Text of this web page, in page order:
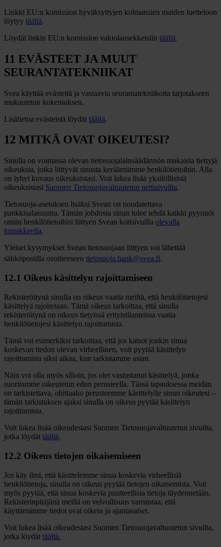
Linkki EU:n komission hyväksyttyjen kolmansien maiden luetteloon
löytyy täältä.
Löydät linkin EU:n komission vakiolausekkeisiin täältä.
11 EVÄSTEET JA MUUT
SEURANTATEKNIIKAT
Svea käyttää evästeitä ja vastaavia seurantatekniikoita tarjotakseen
mukautetun kokemuksen.
Lisätietoa evästeistä löydät täältä.
12 MITKÄ OVAT OIKEUTESI?
Sinulla on voimassa olevan tietosuojalainsäädännön mukaisia tiettyjä
oikeuksia, jotka liittyvät sinusta keräämiimme henkilötietoihin. Alla
on lyhyt kuvaus oikeuksistasi. Voit lukea lisää yksilöllisistä
oikeuksistasi Suomen Tietosuojavaltuutetun nettisivuilta.
Tietosuoja-asetuksen lisäksi Svean on noudatettava
pankkisalaisuutta. Tämän johdosta sinun tulee tehdä kaikki pyynnöt
omiin henkilötietoihisi liittyen Svean kotisivuilla olevalla
lomakkeella.
Yleiset kysymykset Svean tietosuojaan liittyen voi lähettää
sähköpostilla osoitteeseen tietosuoja.bank@svea.fi.
12.1 Oikeus käsittelyn rajoittamiseen
Rekisteröitynä sinulla on oikeus vaatia meiltä, että henkilötietojesi
käsittelyä rajoitetaan. Tämä oikeus tarkoittaa, että sinulla
rekisteröitynä on oikeus tietyissä erityistilanteissa vaatia
henkilötietojesi käsittelyn rajoittamista.
Tämä voi esimerkiksi tarkoittaa, että jos katsot jonkin sinua
koskevan tiedon olevan virheellinen, voit pyytää käsittelyn
rajoittamista siksi aikaa, kun tarkistamme asian.
Näin voi olla myös silloin, jos olet vastustanut käsittelyä, jonka
suoritamme oikeutetun edun perusteella. Tässä tapauksessa meidän
on tarkistettava, ohittaako perusteemme käsittelylle sinun oikeutesi –
tämän tarkistuksen ajaksi sinulla on oikeus pyytää käsittelyn
rajoittamista.
Voit lukea lisää oikeudestasi Suomen Tietosuojavaltuutetun sivuilta,
jotka löydät täältä.
12.2 Oikeus tietojen oikaisemiseen
Jos käy ilmi, että käsittelemme sinua koskevia virheellisiä
henkilötietoja, sinulla on oikeus pyytää tietojen oikaisemista. Voit
myös pyytää, että sinua koskevia puutteellisia tietoja täydennetään.
Rekisterinpitäjänä meillä on velvollisuus varmistaa, että
käyttämämme tiedot ovat oikein ja ajantasaiset.
Voit lukea lisää oikeudestasi Suomen Tietosuojavaltuutetun sivuilta,
jotka löydät täältä.